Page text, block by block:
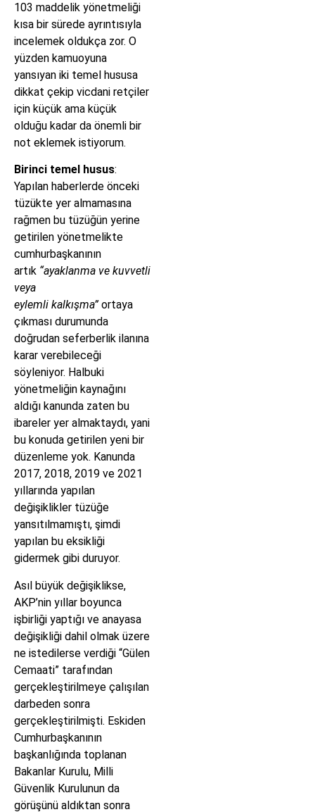
103 maddelik yönetmeliği
kısa bir sürede ayrıntısıyla
incelemek oldukça zor. O
yüzden kamuoyuna
yansıyan iki temel hususa
dikkat çekip vicdani retçiler
için küçük ama küçük
olduğu kadar da önemli bir
not eklemek istiyorum.
Birinci temel husus:
Yapılan haberlerde önceki
tüzükte yer almamasına
rağmen bu tüzüğün yerine
getirilen yönetmelikte
cumhurbaşkanının
artık “ayaklanma ve kuvvetli
veya
eylemli kalkışma”ortaya
çıkması durumunda
doğrudan seferberlik ilanına
karar verebileceği
söyleniyor. Halbuki
yönetmeliğin kaynağını
aldığı kanunda zaten bu
ibareler yer almaktaydı, yani
bu konuda getirilen yeni bir
düzenleme yok. Kanunda
2017, 2018, 2019 ve 2021
yıllarında yapılan
değişiklikler tüzüğe
yansıtılmamıştı, şimdi
yapılan bu eksikliği
gidermek gibi duruyor.
Asıl büyük değişiklikse,
AKP’nin yıllar boyunca
işbirliği yaptığı ve anayasa
değişikliği dahil olmak üzere
ne istedilerse verdiği “Gülen
Cemaati” tarafından
gerçekleştirilmeye çalışılan
darbeden sonra
gerçekleştirilmişti. Eskiden
Cumhurbaşkanının
başkanlığında toplanan
Bakanlar Kurulu, Milli
Güvenlik Kurulunun da
görüşünü aldıktan sonra